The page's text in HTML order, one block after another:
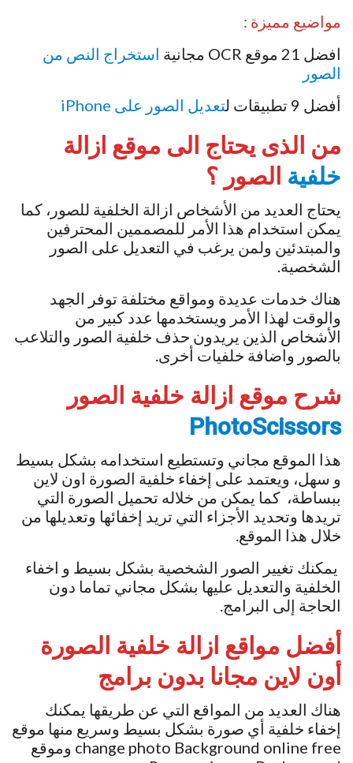
مواضيع مميزة :
افضل 21 موقع OCR مجانية
استخراج النص من
الصور
أفضل 9 تطبيقات ل
تعديل الصور على iPhone
من الذى يحتاج الى موقع ازالة
خلفية الصور ؟
يحتاج العديد من الأشخاص ازالة الخلفية للصور، كما
يمكن استخدام هذا الأمر للمصممين المحترفين
والمبتدئين ولمن يرغب في التعديل على الصور
الشخصية.
هناك خدمات عديدة ومواقع مختلفة توفر الجهد
والوقت لهذا الأمر ويستخدمها عدد كبير من
الأشخاص الذين يريدون حذف خلفية الصور والتلاعب
بالصور واضافة خلفيات أخرى.
شرح موقع ازالة خلفية الصور
PhotoScissors
هذا الموقع مجاني وتستطيع استخدامه بشكل بسيط
و سهل، ويعتمد على إخفاء خلفية الصورة اون لاين
ببساطة، كما يمكن من خلاله تحميل الصورة التي
تريدها وتحديد الأجزاء التي تريد إخفائها وتعديلها من
خلال هذا الموقع.
يمكنك تغيير الصور الشخصية بشكل بسيط و اخفاء
الخلفية والتعديل عليها بشكل مجاني تماما دون
الحاجة إلى البرامج.
أفضل مواقع ازالة خلفية الصورة
أون لاين مجانا بدون برامج
هناك العديد من المواقع التي عن طريقها يمكنك
إخفاء خلفية أي صورة بشكل بسيط وسريع منها موقع
change photo Background online free وموقع